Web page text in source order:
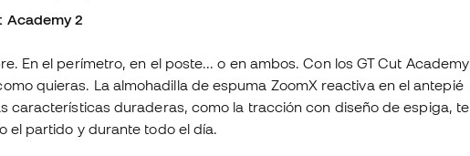
Academy 2
En el perímetro, en el poste... o en ambos. Con los GT Cut Academy
quieras. La almohadilla de espuma ZoomX reactiva en el antepié
características duraderas, como la tracción con diseño de espiga, te
el partido y durante todo el día.